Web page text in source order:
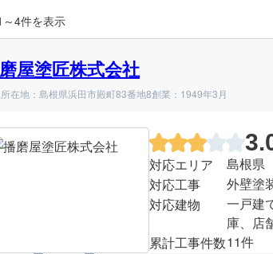
4件を表示
屋塗匠株式会社
在地：島根県浜田市殿町83番地8創業：1949年3月
対応エリア
島根県
対応工事
外壁塗
対応建物
一戸建
庫、店
累計工事件数11件